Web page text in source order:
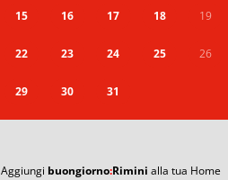
15 16 17 18 19
22 23 24 25 26
29 30 31
Aggiungi buongiorno:Riminialla tua Home